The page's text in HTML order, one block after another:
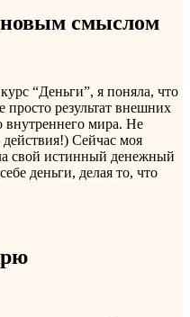
смыслом
“Деньги”, я поняла, что
просто результат внешних
внутреннего мира. Не
действия!) Сейчас моя
свой истинный денежный
деньги, делая то, что